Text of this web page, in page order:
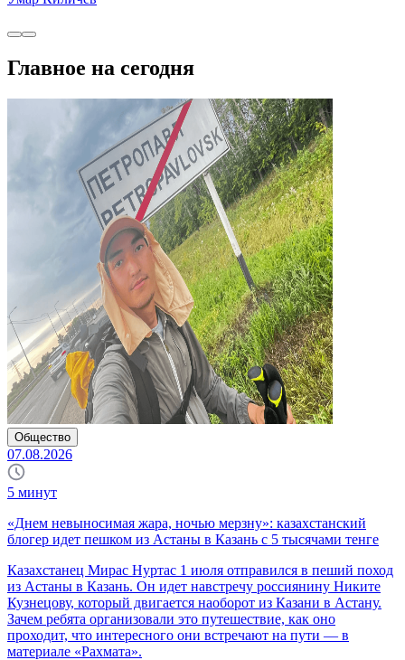
Главное на сегодня
Общество
07.08.2026
5 минут
«Днем невыносимая жара, ночью мерзну»: казахстанский
блогер идет пешком из Астаны в Казань с 5 тысячами тенге
Казахстанец Мирас Нуртас 1 июля отправился в пеший поход
из Астаны в Казань. Он идет навстречу россиянину Никите
Кузнецову, который двигается наоборот из Казани в Астану.
Зачем ребята организовали это путешествие, как оно
проходит, что интересного они встречают на пути — в
материале «Рахмата».